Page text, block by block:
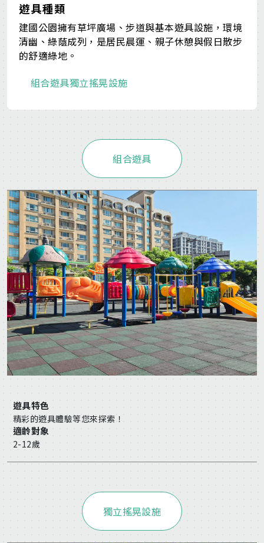
遊具種類
建國公園擁有草坪廣場、步道與基本遊具設施，環境
清幽、綠蔭成列，是居民晨運、親子休憩與假日散步
的舒適綠地。
組合遊具獨立搖晃設施
組合遊具
遊具特色
精彩的遊具體驗等您來探索！
適齡對象
2-12歲
獨立搖晃設施